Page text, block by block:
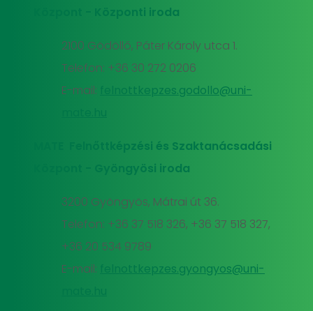
Központ - Központi iroda
2100 Gödöllő, Páter Károly utca 1.
Telefon: +36 30 272 0206
E-mail:
felnottkepzes.godollo@uni-
MATE Felnőttképzési és Szaktanácsadási
Központ - Gyöngyösi iroda
3200 Gyöngyös, Mátrai út 36.
Telefon: +36 37 518 326, +36 37 518 327,
+36 20 534 9789
E-mail:
felnottkepzes.gyongyos@uni-